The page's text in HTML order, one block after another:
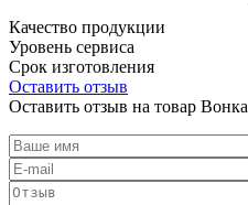
Качество продукции
Уровень сервиса
Срок изготовления
Оставить отзыв
Оставить отзыв на товар Вонка